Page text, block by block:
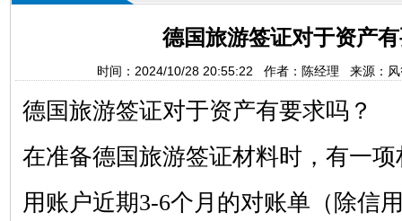
德国旅游签证对于资产
时间：2024/10/28 20:55:22 作者：陈经理 来源：
德国旅游签证对于资产有要求吗？
在准备德国旅游签证材料时，有一
用账户近期3-6个月的对账单（除信